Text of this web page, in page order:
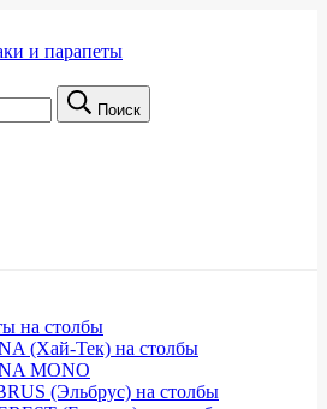
Поиск
на столбы
(Хай-Тек) на столбы
MONO
(Эльбрус) на столбы